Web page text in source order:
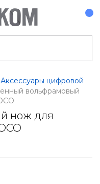
Аксессуары цифровой
вольфрамовый
нож для